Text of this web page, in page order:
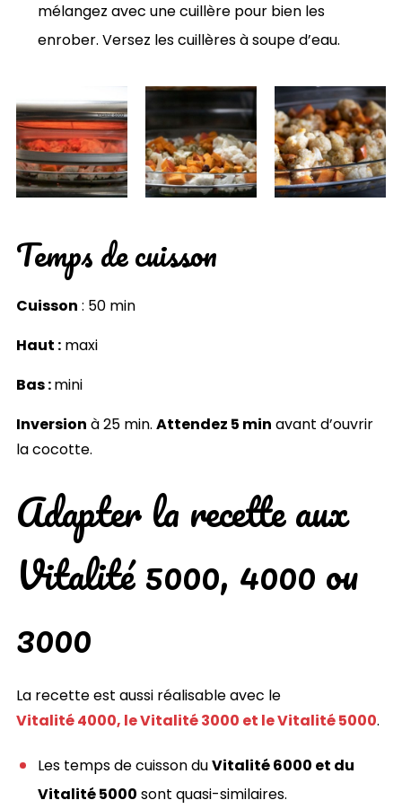
mélangez avec une cuillère pour bien les
enrober. Versez les cuillères à soupe d’eau.
Temps de cuisson
Cuisson : 50 min
Haut :maxi
Bas :mini
Inversion à 25 min. Attendez 5 min avant d’ouvrir
la cocotte.
Adapter la recette aux
Vitalité 5000, 4000 ou
3000
La recette est aussi réalisable avec le
Vitalité 4000, le Vitalité 3000 et le Vitalité 5000.
Les temps de cuisson duVitalité 6000 et du
Vitalité 5000 sont quasi-similaires.